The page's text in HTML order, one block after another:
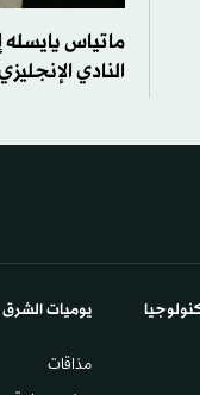
ماتياس
النادي
يوميات الشرق​
مذاقات